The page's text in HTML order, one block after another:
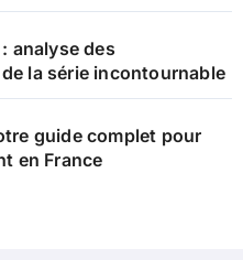
analyse des
la série incontournable
guide complet pour
en France